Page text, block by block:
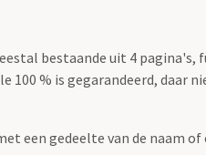
bestaande uit 4
100 % is gegarandeerd,
een gedeelte van de naam